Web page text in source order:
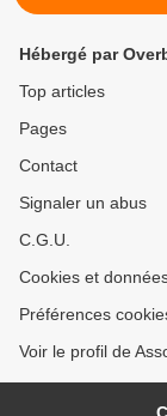
Hébergé par
Top articles
Pages
Contact
Signaler un abus
C.G.U.
Cookies et
Préférences
Voir le profil de